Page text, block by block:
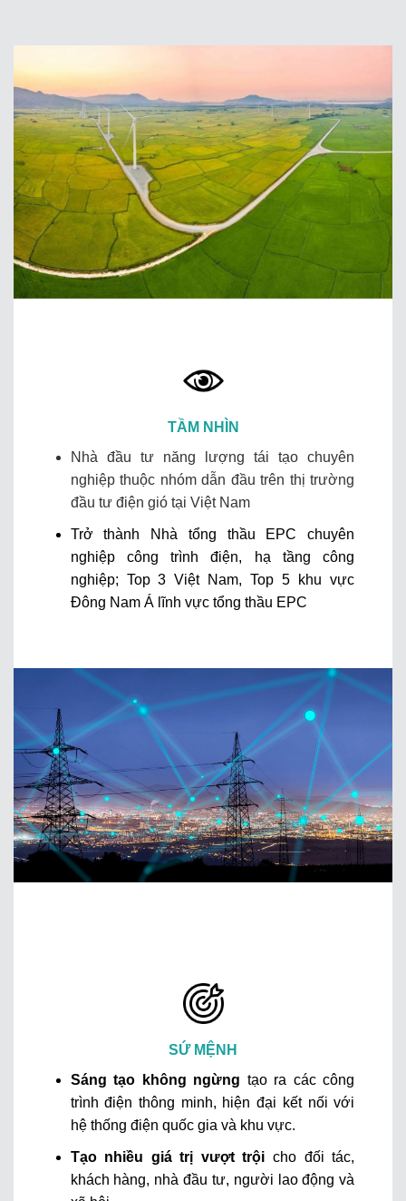
TẦM NHÌN
Nhà đầu tư năng lượng tái tạo chuyên
nghiệp thuộc nhóm dẫn đầu trên thị trường
đầu tư điện gió tại Việt Nam
Trở thành Nhà tổng thầu EPC chuyên
nghiệp công trình điện, hạ tầng công
nghiệp; Top 3 Việt Nam, Top 5 khu vực
Đông Nam Á lĩnh vực tổng thầu EPC
SỨ MỆNH
Sáng tạo không ngừng tạo ra các công
trình điện thông minh, hiện đại kết nối với
hệ thống điện quốc gia và khu vực.
Tạo nhiều giá trị vượt trội cho đối tác,
khách hàng, nhà đầu tư, người lao động và